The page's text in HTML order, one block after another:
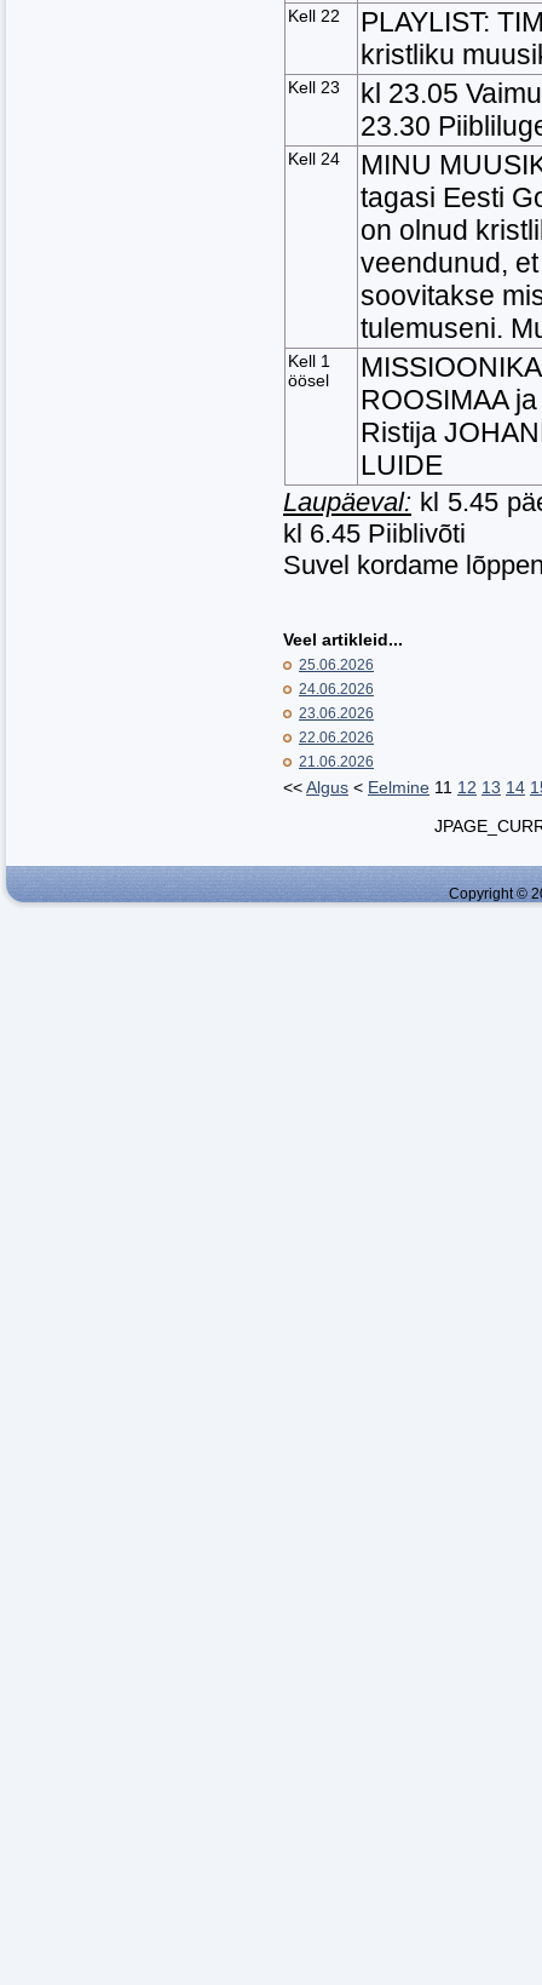
Kell 22
PLAYLIST:
kristliku
Kell 23
kl 23.05
23.30
Kell 24
MINU
tagasi Eesti
on olnud
veendunud,
soovitakse
tulemuseni.
Kell 1
öösel
ROOSIMAA
Ristija
LUIDE
Laupäeval: kl 5.45
kl 6.45 Piiblivõti
Suvel kordame
Veel artikleid...
25.06.2026
24.06.2026
23.06.2026
22.06.2026
21.06.2026
<<Algus < Eelmine 11 12 13 14
Copyright ©